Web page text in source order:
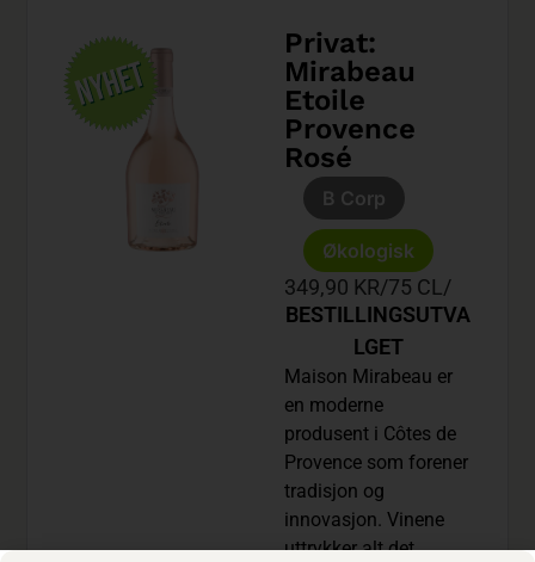
Privat:
Mirabeau
Etoile
Provence
Rosé
B Corp
Økologisk
349,90 KR/75 CL /
BESTILLINGSUTVA
LGET
Maison Mirabeau er
en moderne
produsent i Côtes de
Provence som forener
tradisjon og
innovasjon. Vinene
uttrykker alt det